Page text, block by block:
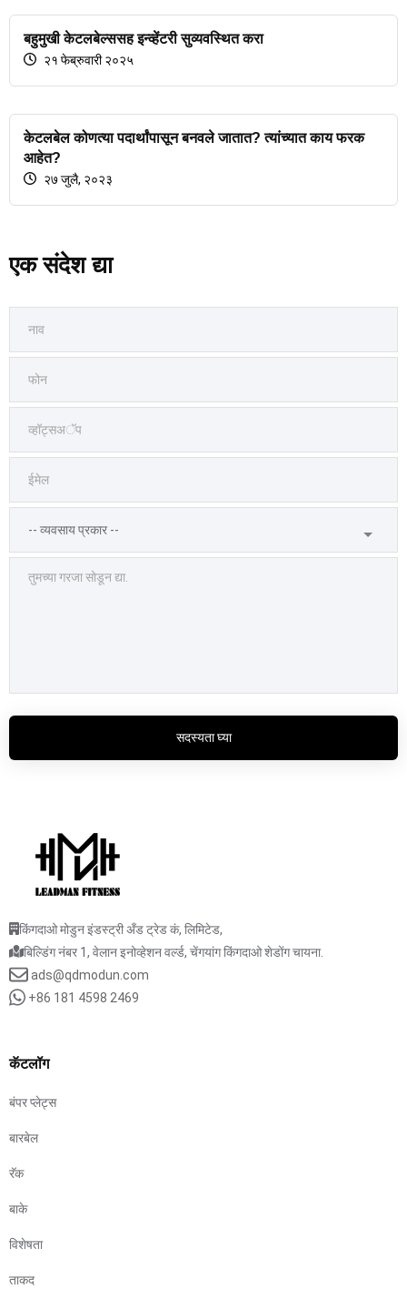
बहुमुखी केटलबेल्ससह इन्व्हेंटरी सुव्यवस्थित करा
२१ फेब्रुवारी २०२५
केटलबेल कोणत्या पदार्थांपासून बनवले जातात? त्यांच्यात काय फरक
आहेत?
२७ जुलै, २०२३
एक संदेश द्या
सदस्यता घ्या
किंगदाओ मोडुन इंडस्ट्री अँड ट्रेड कं, लिमिटेड,
बिल्डिंग नंबर 1, वेलान इनोव्हेशन वर्ल्ड, चेंगयांग किंगदाओ शेडोंग चायना.
ads@qdmodun.com
+86 181 4598 2469
कॅटलॉग
बंपर प्लेट्स
बारबेल
रॅक
बाके
विशेषता
ताकद